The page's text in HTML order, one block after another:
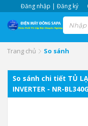
Đăng nhập | Đăng ký
Trang chủ So sánh
So sánh chi tiết TỦ
INVERTER - NR-